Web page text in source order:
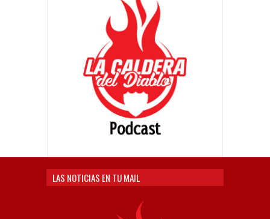
LAS NOTICIAS EN TU MAIL